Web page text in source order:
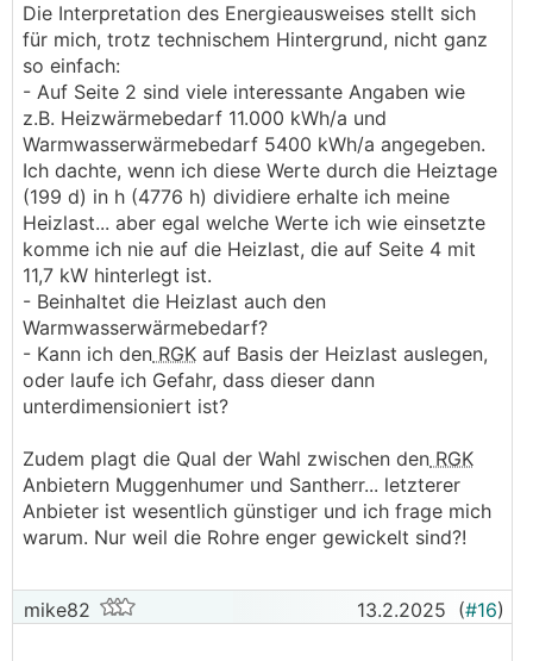
Die Interpretation des Energieausweises stellt sich
für mich, trotz technischem Hintergrund, nicht ganz
so einfach:
- Auf Seite 2 sind viele interessante Angaben wie
z.B. Heizwärmebedarf 11.000 kWh/a und
Warmwasserwärmebedarf 5400 kWh/a angegeben.
Ich dachte, wenn ich diese Werte durch die Heiztage
(199 d) in h (4776 h) dividiere erhalte ich meine
Heizlast... aber egal welche Werte ich wie einsetzte
komme ich nie auf die Heizlast, die auf Seite 4 mit
11,7 kW hinterlegt ist.
- Beinhaltet die Heizlast auch den
Warmwasserwärmebedarf?
- Kann ich den RGK auf Basis der Heizlast auslegen,
oder laufe ich Gefahr, dass dieser dann
unterdimensioniert ist?
Zudem plagt die Qual der Wahl zwischen den RGK
Anbietern Muggenhumer und Santherr... letzterer
Anbieter ist wesentlich günstiger und ich frage mich
warum. Nur weil die Rohre enger gewickelt sind?!
mike82 13.2.2025 (#16)